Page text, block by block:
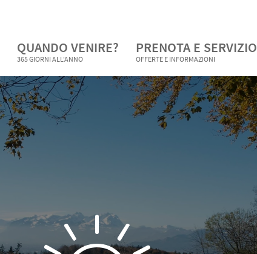
QUANDO VENIRE?
365 GIORNI ALL'ANNO
PRENOTA E SERVIZIO
OFFERTE E INFORMAZIONI